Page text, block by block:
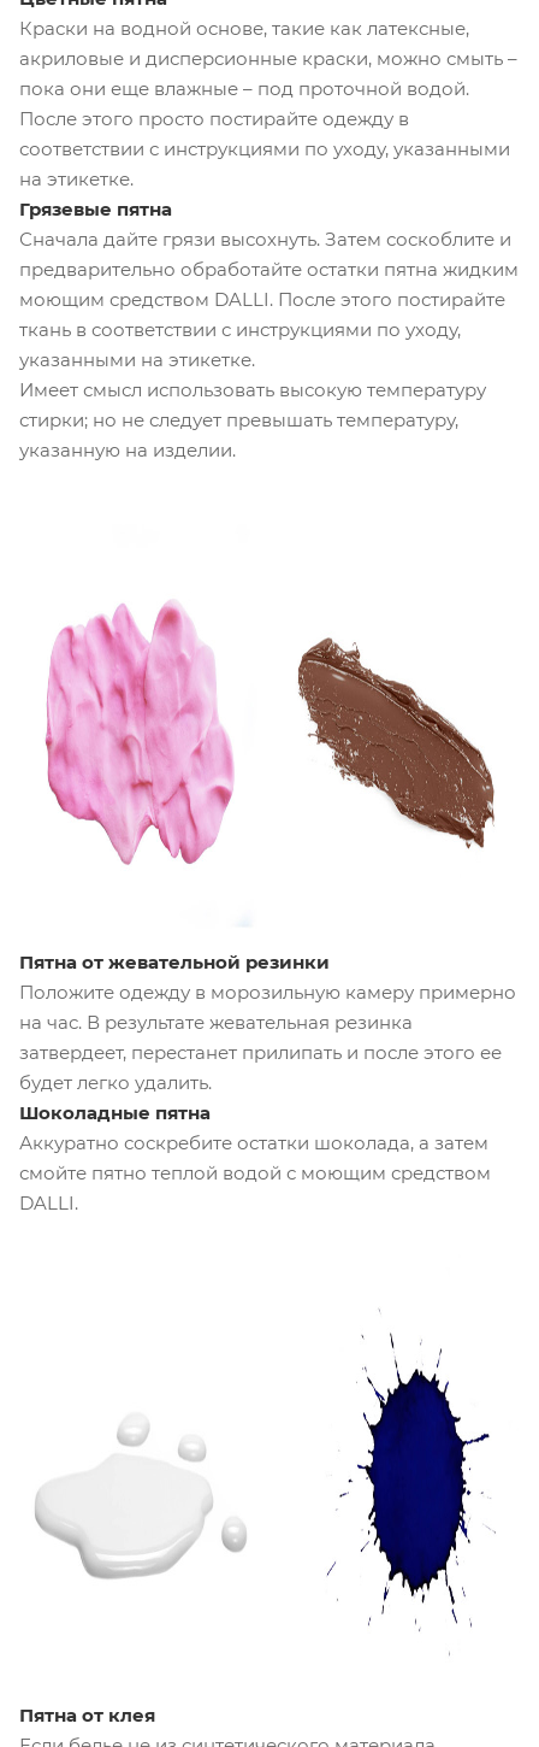
Краски на водной основе, такие как латексные,
акриловые и дисперсионные краски, можно смыть –
пока они еще влажные – под проточной водой.
После этого просто постирайте одежду в
соответствии с инструкциями по уходу, указанными
на этикетке.
Грязевые пятна
Сначала дайте грязи высохнуть. Затем соскоблите и
предварительно обработайте остатки пятна жидким
моющим средством DALLI. После этого постирайте
ткань в соответствии с инструкциями по уходу,
указанными на этикетке.
Имеет смысл использовать высокую температуру
стирки; но не следует превышать температуру,
указанную на изделии.
Пятна от жевательной резинки
Положите одежду в морозильную камеру примерно
на час. В результате жевательная резинка
затвердеет, перестанет прилипать и после этого ее
будет легко удалить.
Шоколадные пятна
Аккуратно соскребите остатки шоколада, а затем
смойте пятно теплой водой с моющим средством
DALLI.
Пятна от клея